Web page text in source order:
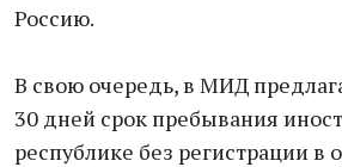
Россию.
В свою очередь, в МИД
30 дней срок пребывания
республике без регистрации в